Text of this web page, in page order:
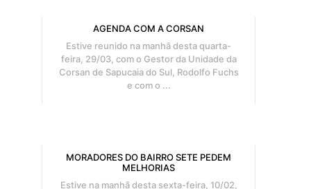
AGENDA COM A CORSAN
Estive reunido na manhã desta quarta-
feira, 29/03, com o Gestor da Unidade da
Corsan de Sapucaia do Sul, Rodolfo Fuchs
e com o ...
MORADORES DO BAIRRO SETE PEDEM
MELHORIAS
Estive na manhã desta sexta-feira, 10/02,